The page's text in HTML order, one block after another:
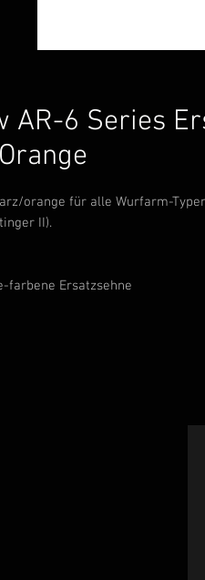
AR-6 Series
orange für alle Wurfarm-
II).
farbene Ersatzsehne